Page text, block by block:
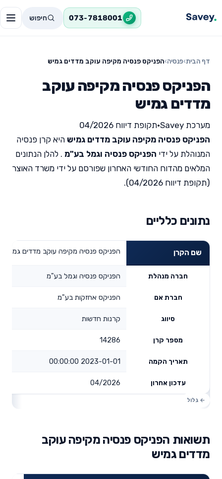
073-7818001 חיפוש
דף הבית›פנסיה›הפניקס פנסיה מקיפה עוקב מדדים גמיש
הפניקס פנסיה מקיפה עוקב
מדדים גמיש
מערכת Savey •תקופת דיווח 04/2026
הפניקס פנסיה מקיפה עוקב מדדים גמיש היא קרן פנסיה
המנוהלת על ידי הפניקס פנסיה וגמל בע"מ . להלן הנתונים
המלאים מהדוח החודשי האחרון שפורסם על ידי משרד האוצר
(תקופת דיווח 04/2026).
נתונים כלליים
שם הקרן הפניקס פנסיה מקיפה עוקב מדדים גמיש
חברה מנהלת הפניקס פנסיה וגמל בע"מ
חברת אם הפניקס אחזקות בע"מ
סיווג קרנות חדשות
מספר קרן 14286
תאריך הקמה 2023-01-01 00:00:00
עדכון אחרון 04/2026
תשואות הפניקס פנסיה מקיפה עוקב
מדדים גמיש